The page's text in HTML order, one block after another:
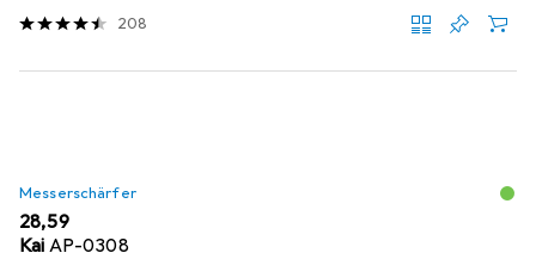
208
Messerschärfer
EUR
28,59
Kai AP-0308